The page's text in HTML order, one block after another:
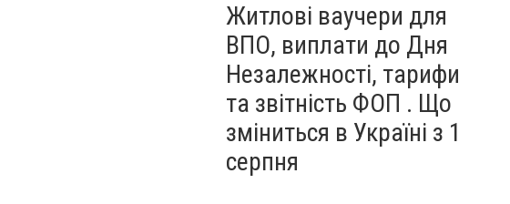
Житлові ваучери для
ВПО, виплати до Дня
Незалежності, тарифи
та звітність ФОП . Що
зміниться в Україні з 1
серпня